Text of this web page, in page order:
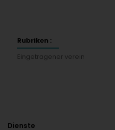
Rubriken :
Eingetragener verein
Dienste